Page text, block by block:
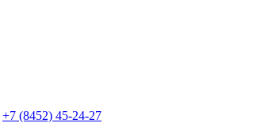
+7 (8452) 45-24-27